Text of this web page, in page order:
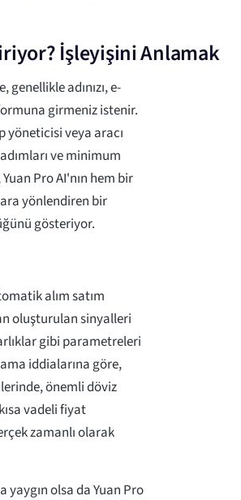
İşleyişini Anlamak
adınızı, e-
girmeniz istenir.
yöneticisi veya aracı
ve minimum
Pro AI'nın hem bir
yönlendiren bir
gösteriyor.
alım satım
oluşturulan sinyalleri
gibi parametreleri
iddialarına göre,
önemli döviz
vadeli fiyat
zamanlı olarak
olsa da Yuan Pro